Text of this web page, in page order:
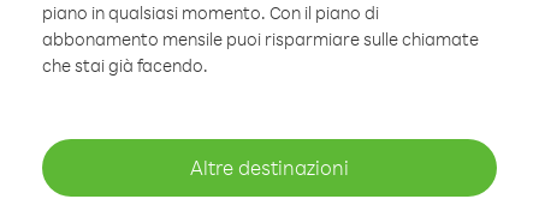
piano in qualsiasi momento. Con il piano di
abbonamento mensile puoi risparmiare sulle chiamate
che stai già facendo.
Altre destinazioni